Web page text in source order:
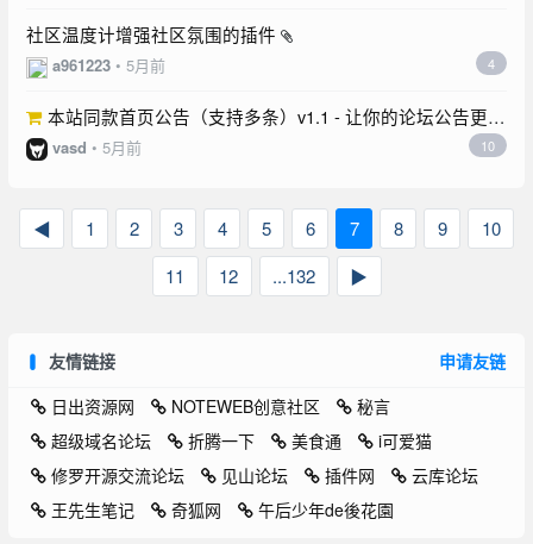
社区温度计增强社区氛围的插件
a961223 • 5月前 4
本站同款首页公告（支持多条）v1.1 - 让你的论坛公告更灵
活！vasd • 5月前 10
◀ 1 2 3 4 5 6 7 8 9
10
11
12 ...132 ▶
友情链接
申请友链
日出资源网
NOTEWEB创意社区
秘言
超级域名论坛
折腾一下 美食通
i可爱猫
修罗开源交流论坛
见山论坛 插件网
云库论坛
王先生笔记
奇狐网 午后少年de後花園